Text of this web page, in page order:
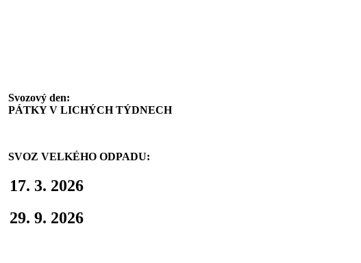
Svozový den:
PÁTKY V LICHÝCH TÝDNECH
SVOZ VELKÉHO ODPADU:
17. 3. 2026
29. 9. 2026